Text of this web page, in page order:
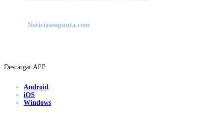
Noticiasenpunta.com
Descargar APP
Android
iOS
Windows